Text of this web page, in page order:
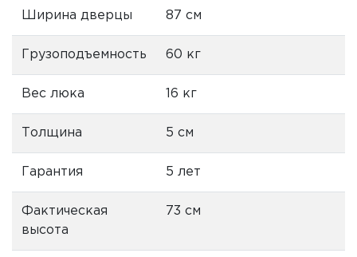
Ширина дверцы 87 см
Грузоподъемность 60 кг
Вес люка 16 кг
Толщина 5 см
Гарантия 5 лет
Фактическая
высота
73 см